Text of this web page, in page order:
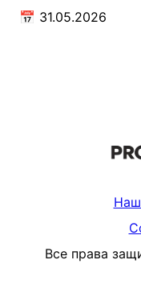
📅 31.05.2026
Наш
Все права